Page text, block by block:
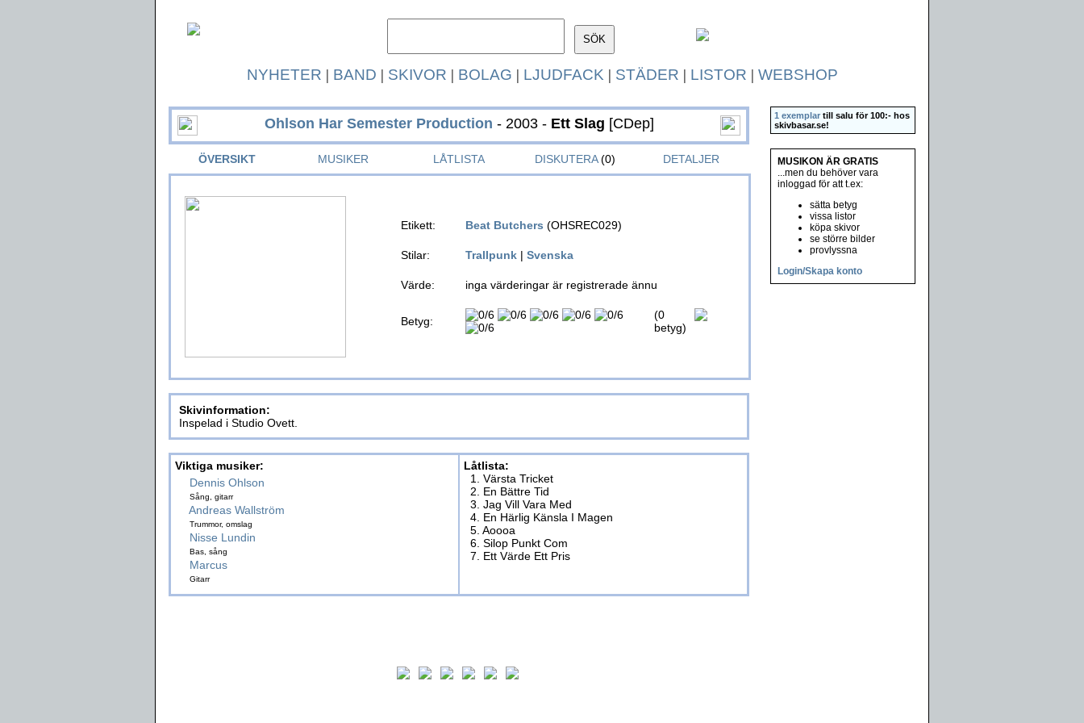
NYHETER | BAND | SKIVOR | BOLAG | LJUDFACK | STÄDER | LISTOR | WEBSHOP
Ohlson Har Semester Production - 2003 - Ett Slag [CDep]
ÖVERSIKT MUSIKER LÅTLISTA DISKUTERA(0) DETALJER
Etikett: Beat Butchers (OHSREC029)
Stilar: Trallpunk | Svenska
Värde: inga värderingar är registrerade ännu
Betyg:
(0
betyg)
Skivinformation:
Inspelad i Studio Ovett.
Viktiga musiker:
Dennis Ohlson
Sång, gitarr
Andreas Wallström
Trummor, omslag
Nisse Lundin
Bas, sång
Marcus
Gitarr
Låtlista:
1. Värsta Tricket
2. En Bättre Tid
3. Jag Vill Vara Med
4. En Härlig Känsla I Magen
5. Aoooa
6. Silop Punkt Com
7. Ett Värde Ett Pris
1 exemplar till salu för 100:- hos
skivbasar.se!
MUSIKON ÄR GRATIS
...men du behöver vara
inloggad för att t.ex:
sätta betyg
vissa listor
köpa skivor
se större bilder
provlyssna
Login/Skapa konto